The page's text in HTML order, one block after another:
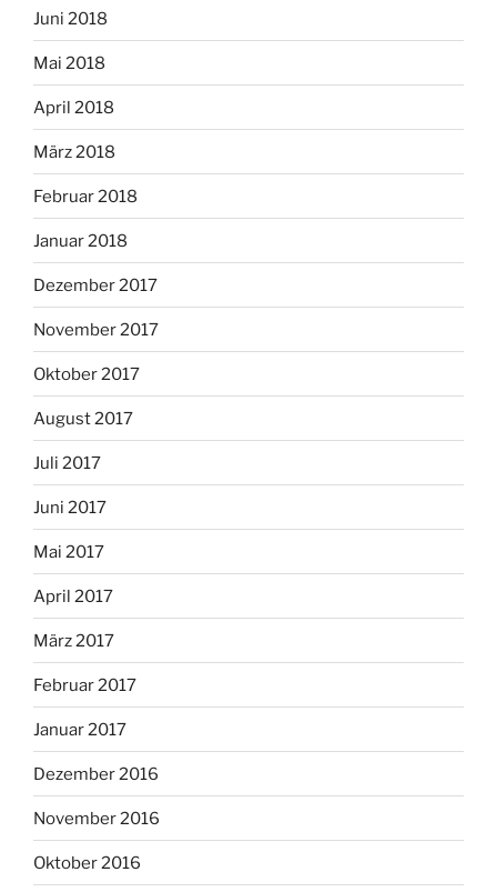
Juni 2018
Mai 2018
April 2018
März 2018
Februar 2018
Januar 2018
Dezember 2017
November 2017
Oktober 2017
August 2017
Juli 2017
Juni 2017
Mai 2017
April 2017
März 2017
Februar 2017
Januar 2017
Dezember 2016
November 2016
Oktober 2016